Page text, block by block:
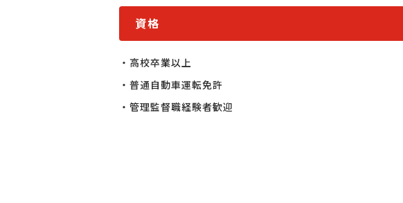
資格
・高校卒業以上
・普通自動車運転免許
・管理監督職経験者歓迎